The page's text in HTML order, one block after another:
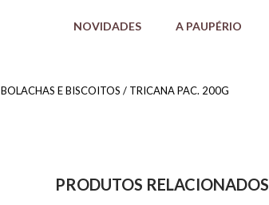
NOVIDADES A PAUPÉRIO
BOLACHAS E BISCOITOS / TRICANA PAC. 200G
PRODUTOS RELACIONADOS